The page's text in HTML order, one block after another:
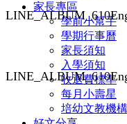
家長專區
學前小幫手
學期行事曆
家長須知
入學須知
收退費標準
每月小壽星
培幼文教機